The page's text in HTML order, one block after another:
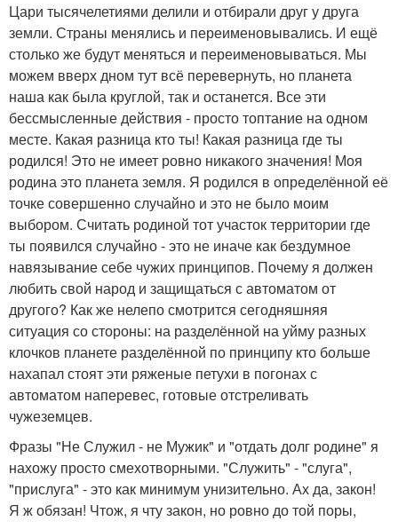
Цари тысячелетиями делили и отбирали друг у друга
земли. Страны менялись и переименовывались. И ещё
столько же будут меняться и переименовываться. Мы
можем вверх дном тут всё перевернуть, но планета
наша как была круглой, так и останется. Все эти
бессмысленные действия - просто топтание на одном
месте. Какая разница кто ты! Какая разница где ты
родился! Это не имеет ровно никакого значения! Моя
родина это планета земля. Я родился в определённой её
точке совершенно случайно и это не было моим
выбором. Считать родиной тот участок территории где
ты появился случайно - это не иначе как бездумное
навязывание себе чужих принципов. Почему я должен
любить свой народ и защищаться с автоматом от
другого? Как же нелепо смотрится сегодняшняя
ситуация со стороны: на разделённой на уйму разных
клочков планете разделённой по принципу кто больше
нахапал стоят эти ряженые петухи в погонах с
автоматом наперевес, готовые отстреливать
чужеземцев.
Фразы "Не Служил - не Мужик" и "отдать долг родине" я
нахожу просто смехотворными. "Служить" - "слуга",
"прислуга" - это как минимум унизительно. Ах да, закон!
Я ж обязан! Чтож, я чту закон, но ровно до той поры,